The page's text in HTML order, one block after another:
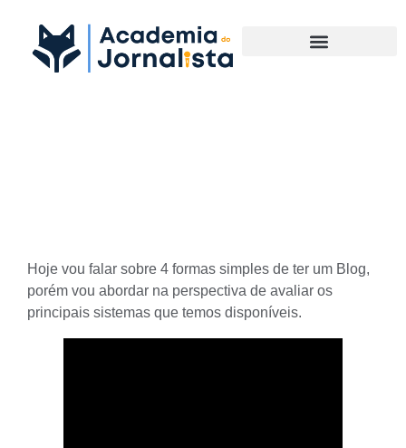
Hoje vou falar sobre 4 formas simples de ter um Blog,
porém vou abordar na perspectiva de avaliar os
principais sistemas que temos disponíveis.